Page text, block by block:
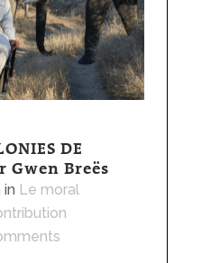
DE
Gwen Breës
in Le moral